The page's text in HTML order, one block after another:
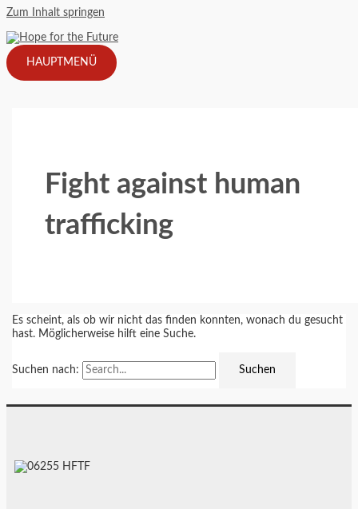
Zum Inhalt springen
HAUPTMENÜ
Fight against human
trafficking
Es scheint, als ob wir nicht das finden konnten, wonach du gesucht
hast. Möglicherweise hilft eine Suche.
Suchen nach: